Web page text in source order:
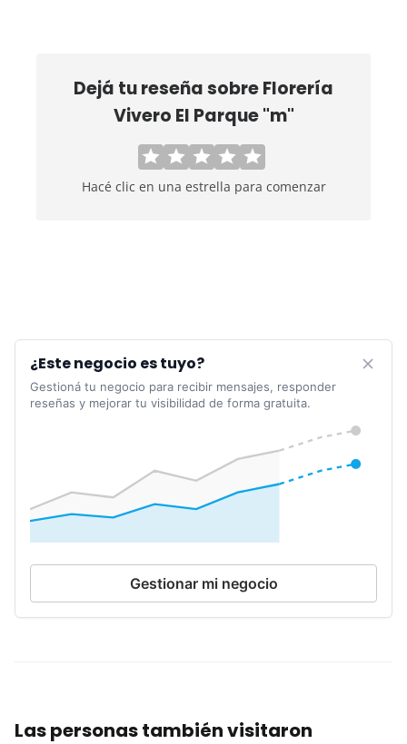
Dejá tu reseña sobreFlorería
Vivero El Parque "m"
Hacé clic en una estrella para comenzar
¿Este negocio es tuyo?
Gestioná tu negocio para recibir mensajes, responder
reseñas y mejorar tu visibilidad de forma gratuita.
Gestionar mi negocio
Las personas también visitaron